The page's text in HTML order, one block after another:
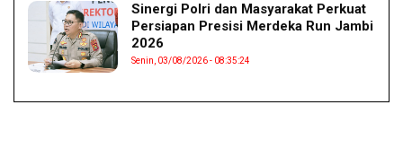
Sinergi Polri dan Masyarakat Perkuat
Persiapan Presisi Merdeka Run Jambi
2026
Senin, 03/08/2026 - 08:35:24